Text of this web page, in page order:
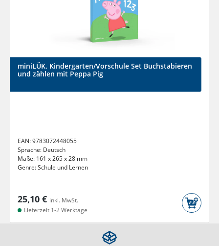
miniLÜK. Kindergarten/Vorschule Set Buchstabieren
und zählen mit Peppa Pig
EAN:9783072448055
Sprache: Deutsch
Maße: 161 x 265 x 28 mm
Genre:Schule und Lernen
25,10 € inkl. MwSt.
Lieferzeit 1-2 Werktage